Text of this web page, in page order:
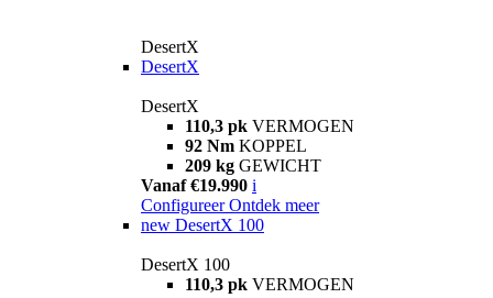
DesertX
DesertX
DesertX
110,3 pk VERMOGEN
92 Nm KOPPEL
209 kg GEWICHT
Vanaf €19.990 i
Configureer Ontdek meer
new DesertX 100
DesertX 100
110,3 pk VERMOGEN